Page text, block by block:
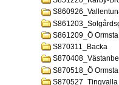
S861209_Ö Ormsta
S870311_Backa
S870518_Ö Ormsta
S870527_Tingvalla